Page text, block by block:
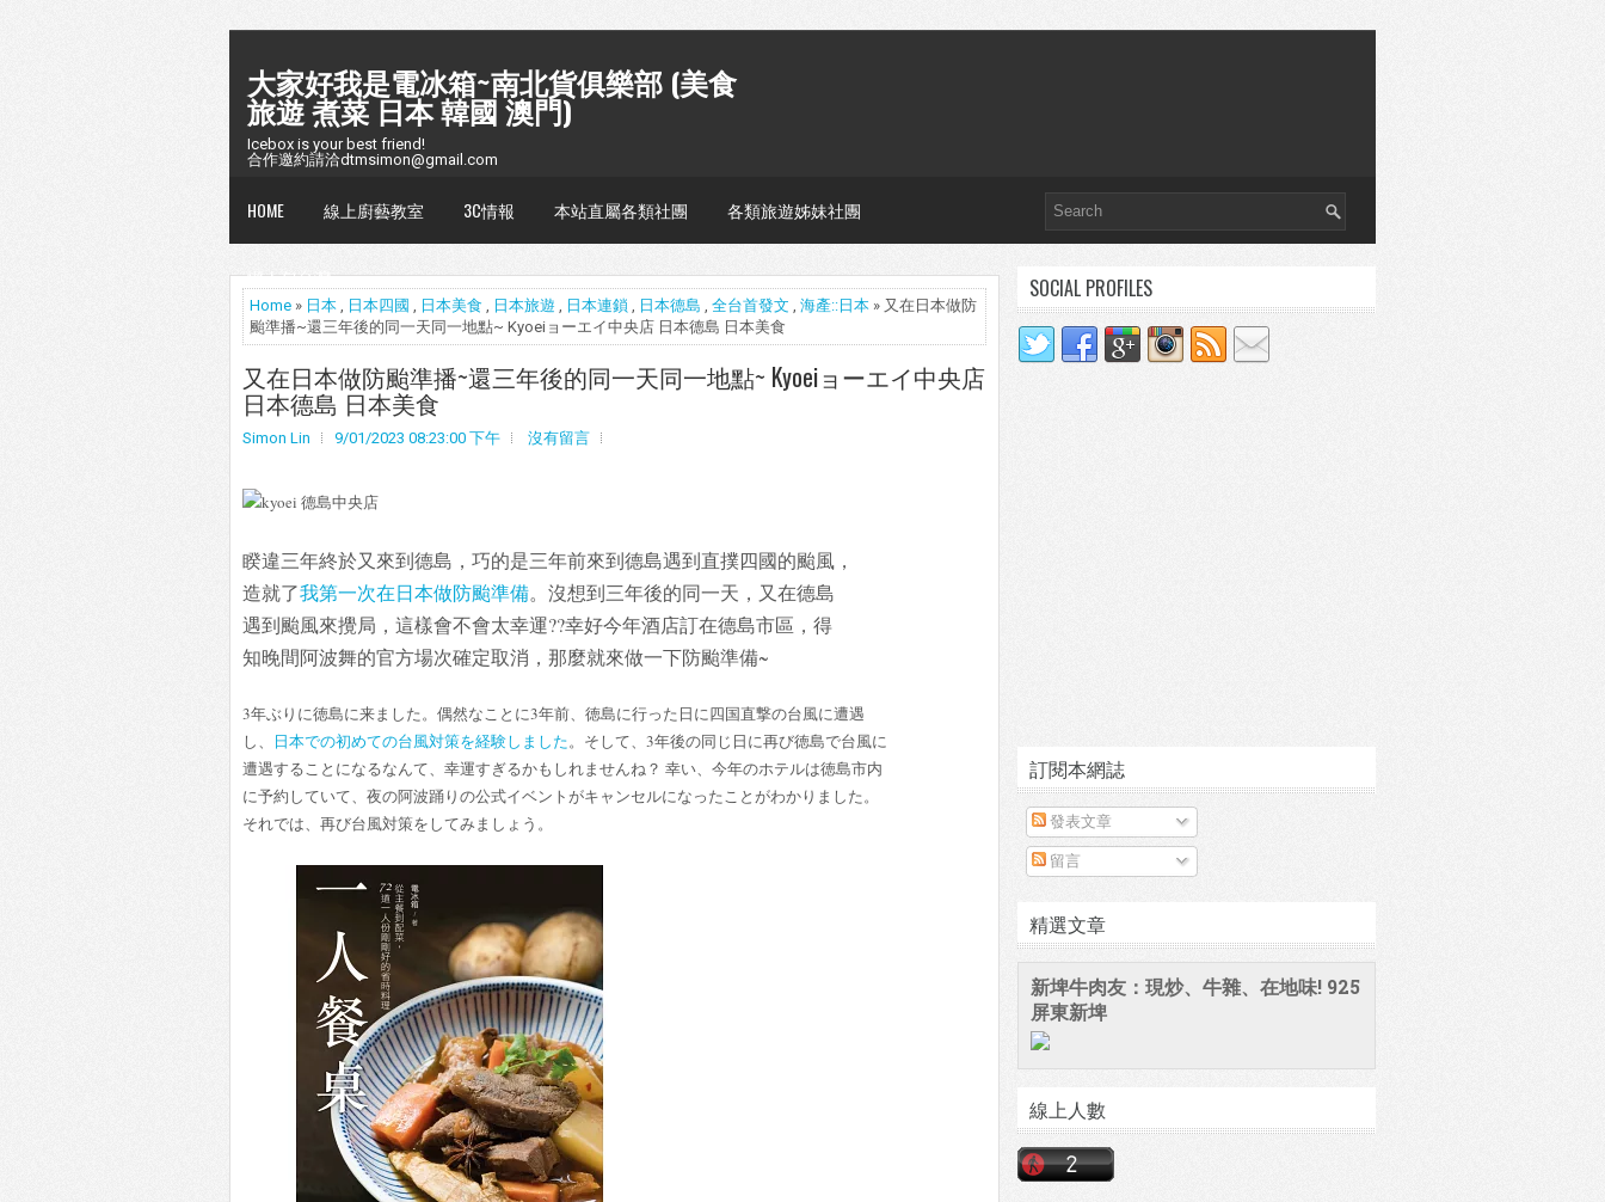
大家好我是電冰箱~南北貨俱樂部 (美食
旅遊 煮菜 日本 韓國 澳門)
Icebox is your best friend!
合作邀約請洽dtmsimon@gmail.com
HOME 線上廚藝教室 3C情報 本站直屬各類社團 各類旅遊姊妹社團
懶人包台灣
Home » 日本 , 日本四國 , 日本美食 , 日本旅遊 , 日本連鎖 , 日本德島 , 全台首發文 , 海產::日本 » 又在日本做防
颱準播~還三年後的同一天同一地點~ Kyoeiョーエイ中央店 日本德島 日本美食
又在日本做防颱準播~還三年後的同一天同一地點~ Kyoeiョーエイ中央店
日本德島 日本美食
Simon Lin 9/01/2023 08:23:00 下午 沒有留言
睽違三年終於又來到德島，巧的是三年前來到德島遇到直撲四國的颱風，
造就了我第一次在日本做防颱準備。沒想到三年後的同一天，又在德島
遇到颱風來攪局，這樣會不會太幸運??幸好今年酒店訂在德島市區，得
知晚間阿波舞的官方場次確定取消，那麼就來做一下防颱準備~
3年ぶりに徳島に来ました。偶然なことに3年前、徳島に行った日に四国直撃の台風に遭遇
し、
日本での初めての台風対策を経験しました。そして、3年後の同じ日に再び徳島で台風に
遭遇することになるなんて、幸運すぎるかもしれませんね？ 幸い、今年のホテルは徳島市内
に予約していて、夜の阿波踊りの公式イベントがキャンセルになったことがわかりました。
それでは、再び台風対策をしてみましょう。
SOCIAL PROFILES
訂閱本網誌
發表文章
留言
精選文章
新埤牛肉友：現炒、牛雜、在地味! 925
屏東新埤
線上人數